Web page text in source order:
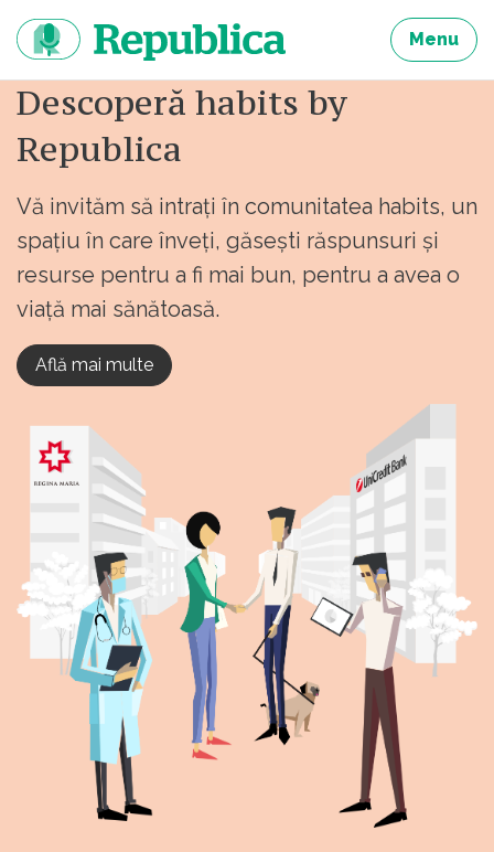
continut
Menu
Descoperă habits by
Republica
Vă invităm să intrați în comunitatea habits, un
spațiu în care înveți, găsești răspunsuri și
resurse pentru a fi mai bun, pentru a avea o
viață mai sănătoasă.
Află mai multe